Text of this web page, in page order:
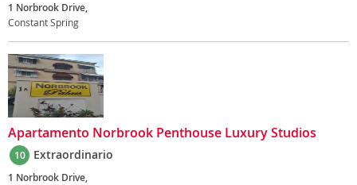
1 Norbrook Drive,
Constant Spring
Apartamento Norbrook Penthouse Luxury Studios
10 Extraordinario
1 Norbrook Drive,